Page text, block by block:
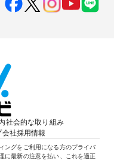
社会的な取り組み
会社採用情報
ングをご利用になる方のプライバ
に最新の注意を払い、これを適正